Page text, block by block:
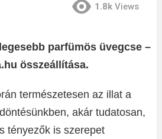
1.8k Views
parfümös üvegcse –
összeállítása.
természetesen az illat a
akár tudatosan,
tényezők is szerepet